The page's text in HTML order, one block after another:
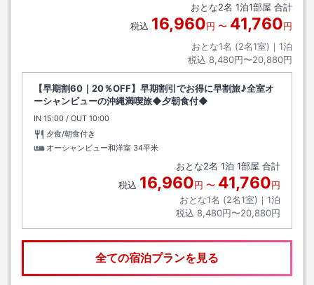
おとな2名 1泊1部屋 合計
税込 16,960円 〜 41,760円
おとな1名 (2名1室)｜ 1泊
税込 8,480円〜20,880円
【早期割60｜20％OFF】早期割引でお得に早割旅♪全室オ
ーシャンビューの沖縄満喫旅◆夕朝食付◆
IN チェックイン
15:00 / OUT チェックアウト
10:00
夕食/朝食付き
オーシャンビュー和洋室 34平米
おとな2名 1泊 1部屋 合計
税込 16,960円 〜 41,760円
おとな1名 (2名1室)｜ 1泊
税込 8,480円〜20,880円
全ての宿泊プランを見る